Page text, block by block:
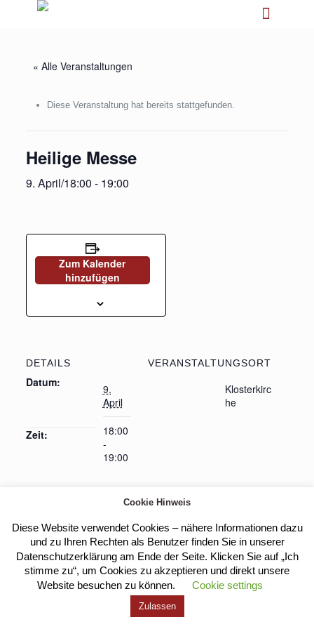
« Alle Veranstaltungen
Diese Veranstaltung hat bereits stattgefunden.
Heilige Messe
9. April/18:00 - 19:00
Zum Kalender
hinzufügen
DETAILS
Datum:
9.
April
Zeit:
18:00
-
19:00
VERANSTALTUNGSORT
Klosterkirc
he
Kloster Heilig Kreuz |Impressum|Datenschutz
Cookie Hinweis
Diese Website verwendet Cookies – nähere Informationen dazu
und zu Ihren Rechten als Benutzer finden Sie in unserer
Datenschutzerklärung am Ende der Seite. Klicken Sie auf „Ich
stimme zu“, um Cookies zu akzeptieren und direkt unsere
Website besuchen zu können.
Cookie settings
Zulassen